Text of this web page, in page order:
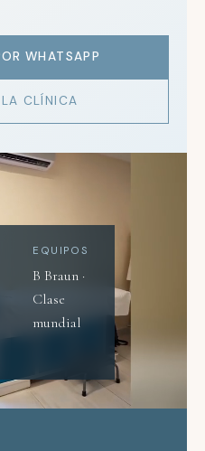
WHATSAPP
CLÍNICA
EQUIPOS
B Braun ·
Clase
mundial